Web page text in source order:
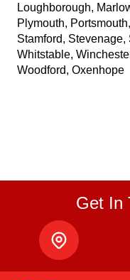
Loughborough,
Plymouth,
Stamford,
Whitstable,
Woodford, Oxenhope
Get In